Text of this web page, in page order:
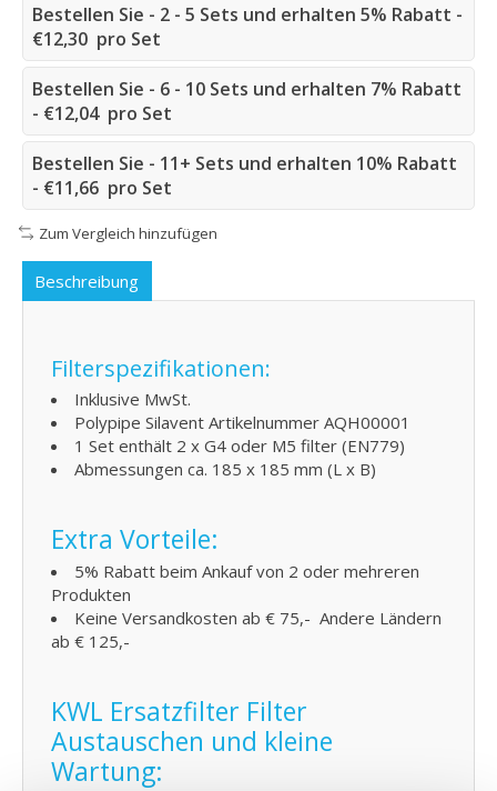
Bestellen Sie - 2 - 5 Sets und erhalten 5% Rabatt -
€12,30 pro Set
Bestellen Sie - 6 - 10 Sets und erhalten 7% Rabatt
- €12,04 pro Set
Bestellen Sie - 11+ Sets und erhalten 10% Rabatt
- €11,66 pro Set
Zum Vergleich hinzufügen
Beschreibung
Filterspezifikationen:
Inklusive MwSt.
Polypipe Silavent Artikelnummer AQH00001
1 Set enthält 2 x G4 oder M5 filter (EN779)
Abmessungen ca. 185 x 185 mm (L x B)
Extra Vorteile:
5% Rabatt beim Ankauf von 2 oder mehreren
Produkten
Keine Versandkosten ab € 75,- Andere Ländern
ab € 125,-
KWL Ersatzfilter Filter
Austauschen und kleine
Wartung: